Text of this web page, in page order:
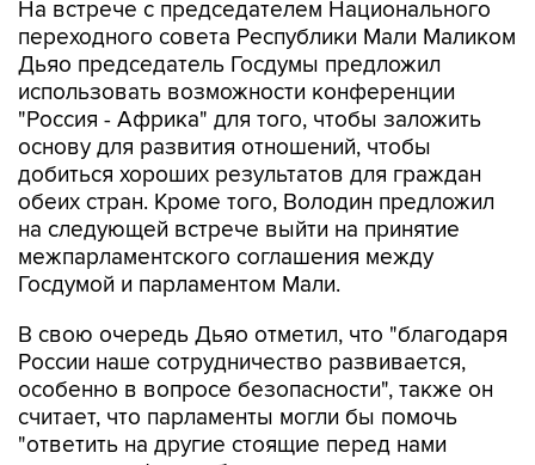
Дьяо председатель Госдумы предложил
использовать возможности конференции
"Россия - Африка" для того, чтобы заложить
основу для развития отношений, чтобы
добиться хороших результатов для граждан
обеих стран. Кроме того, Володин предложил
на следующей встрече выйти на принятие
межпарламентского соглашения между
Госдумой и парламентом Мали.
В свою очередь Дьяо отметил, что "благодаря
особенно в вопросе безопасности", также он
считает, что парламенты могли бы помочь
"ответить на другие стоящие перед нами
вызовы в сфере образования, развития
здравоохранения".